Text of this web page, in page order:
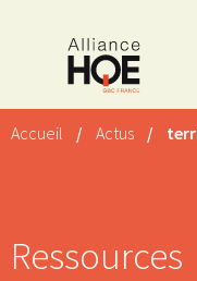
Accueil / Actus /
Ressources